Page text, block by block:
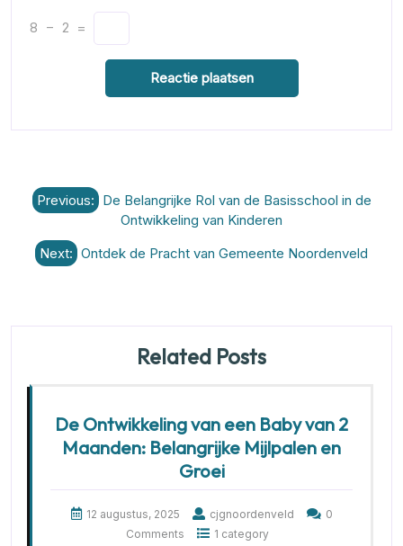
8 − 2 =
Berichtnavigatie
Previous: De Belangrijke Rol van de Basisschool in de
Ontwikkeling van Kinderen
Next: Ontdek de Pracht van Gemeente Noordenveld
Related Posts
De Ontwikkeling van een Baby van 2
Maanden: Belangrijke Mijlpalen en
Groei
12 augustus, 2025 cjgnoordenveld
0
Comments
1 category